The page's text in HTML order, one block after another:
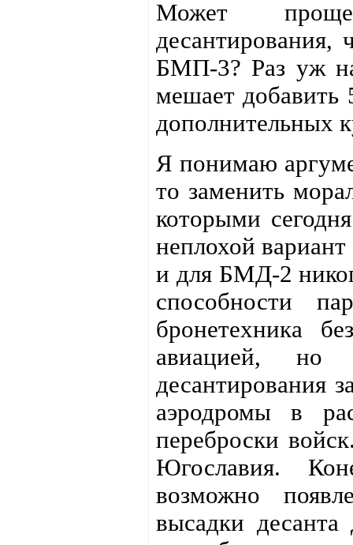
Может проще
десантирования,
БМП-3? Раз уж
мешает
дополнительных
Я понимаю
то заменить
которыми
неплохой
и для БМД-2
способности
бронетехника
авиацией, но
десантирования
аэродромы в
переброски
Югославия.
возможно
высадки